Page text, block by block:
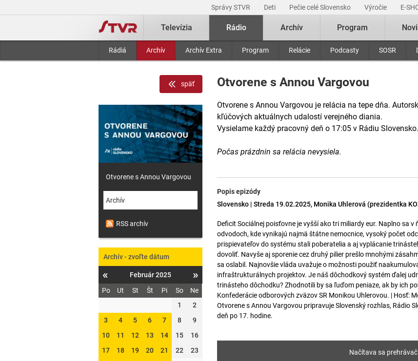
Správy STVR Deti Pečie celé Slovensko Výročie E-
Televízia Rádio
Rádiá Archív Archív Extra Program Relácie Podcasty SOSR
Archív Program
Otvorene s Annou Vargovou
Otvorene s Annou Vargovou je relácia na tepe dňa.
kľúčových aktuálnych udalostí verejného diania.
Vysielame každý pracovný deň o 17:05 v Rádiu Slovensko.
Počas prázdnin sa relácia nevysiela.
Popis epizódy
Slovensko | Streda 19.02.2025, Monika Uhlerová (prezidentka
Deficit Sociálnej poisťovne je vyšší ako tri miliardy eur. Naplno sa
odvodoch, kde vynikajú najmä štátne nemocnice, vysoký počet
prispievateľov do systému stali poberatelia a aj vyplácanie
dovoliť. Navyše aj sporenie cez druhý pilier prešlo mnohými
sa oslabil. Najnovšie vláda uvažuje o možnosti použiť
infraštrukturálnych projektov. Je náš dôchodkový systém ďalej
trinásteho dôchodku? Zhodnotili by sa ľuďom peniaze, ak by ich
Konfederácie odborových zväzov SR Monikou Uhlerovou. | Hosť:
Otvorene s Annou Vargovou pripravuje Slovenský rozhlas, Rádio
deň po 17. hodine.
späť
Otvorene s Annou Vargovou
Archív
RSS archív
Archív - zvoľte dátum
« Február 2025 »
Po Ut St Št Pi So
Ne
1
2
3
4 5 6 7 8
9
10
11 12 13 14 15
16
17
18 19 20 21 22
23